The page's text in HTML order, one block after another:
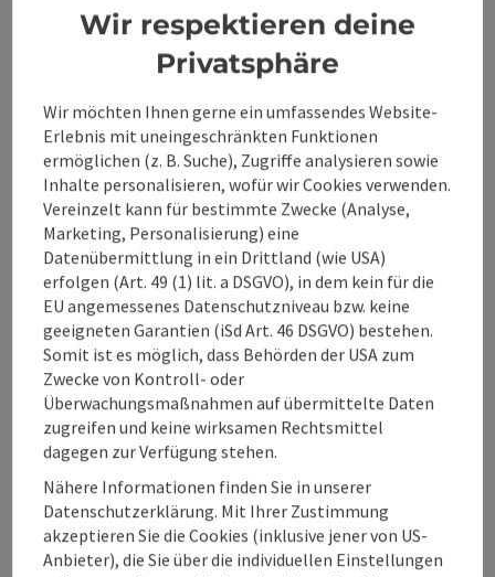
Wie zuverlässig
ist die
Wettervorhersag
e für das 360°
Alpenland?
Warum sollte ich
vor meinem
Ausflug die
Webcams
checken?
Warum ist die
Wetter-Seite für
meine
Urlaubsplanung
im 360°
Wir respektieren deine
Privatsphäre
Wir möchten Ihnen gerne ein umfassendes Website-
Erlebnis mit uneingeschränkten Funktionen
ermöglichen (z. B. Suche), Zugriffe analysieren sowie
Inhalte personalisieren, wofür wir Cookies verwenden.
Vereinzelt kann für bestimmte Zwecke (Analyse,
Marketing, Personalisierung) eine
Datenübermittlung in ein Drittland (wie USA)
erfolgen (Art. 49 (1) lit. a DSGVO), in dem kein für die
EU angemessenes Datenschutzniveau bzw. keine
geeigneten Garantien (iSd Art. 46 DSGVO) bestehen.
Somit ist es möglich, dass Behörden der USA zum
Zwecke von Kontroll- oder
Überwachungsmaßnahmen auf übermittelte Daten
zugreifen und keine wirksamen Rechtsmittel
dagegen zur Verfügung stehen.
Nähere Informationen finden Sie in unserer
Datenschutzerklärung. Mit Ihrer Zustimmung
akzeptieren Sie die Cookies (inklusive jener von US-
Anbieter), die Sie über die individuellen Einstellungen